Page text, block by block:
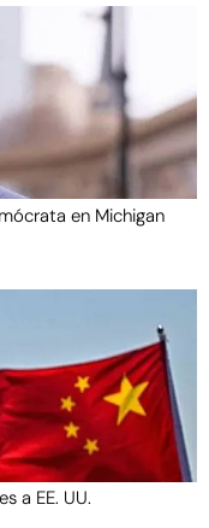
en Michigan
a EE. UU.